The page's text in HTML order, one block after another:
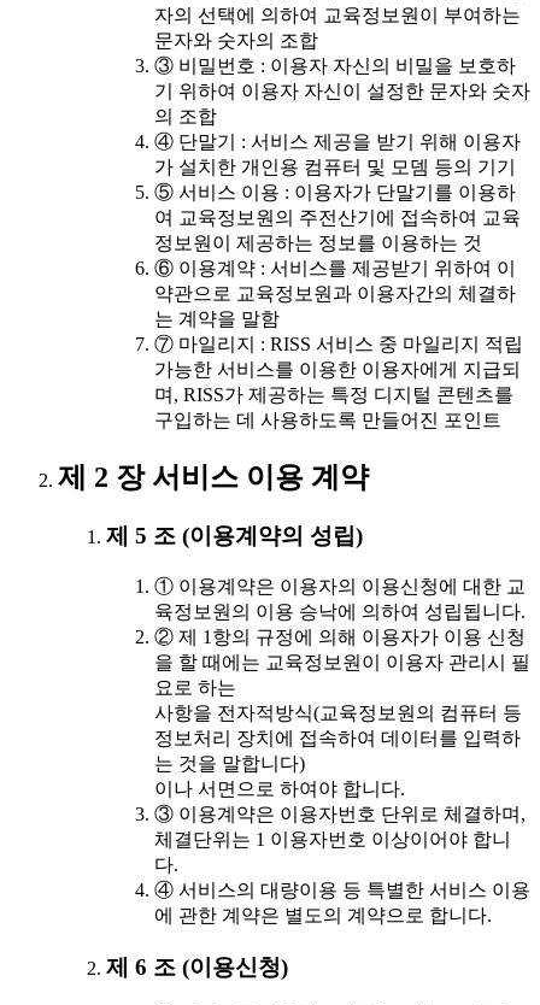
자의 선택에 의하여 교육정보원이 부여하는
문자와 숫자의 조합
③ 비밀번호 : 이용자 자신의 비밀을 보호하
기 위하여 이용자 자신이 설정한 문자와 숫자
의 조합
④ 단말기 : 서비스 제공을 받기 위해 이용자
가 설치한 개인용 컴퓨터 및 모뎀 등의 기기
⑤ 서비스 이용 : 이용자가 단말기를 이용하
여 교육정보원의 주전산기에 접속하여 교육
정보원이 제공하는 정보를 이용하는 것
⑥ 이용계약 : 서비스를 제공받기 위하여 이
약관으로 교육정보원과 이용자간의 체결하
는 계약을 말함
⑦ 마일리지 : RISS 서비스 중 마일리지 적립
가능한 서비스를 이용한 이용자에게 지급되
며, RISS가 제공하는 특정 디지털 콘텐츠를
구입하는 데 사용하도록 만들어진 포인트
제 2 장 서비스 이용 계약
제 5 조 (이용계약의 성립)
① 이용계약은 이용자의 이용신청에 대한 교
육정보원의 이용 승낙에 의하여 성립됩니다.
② 제 1항의 규정에 의해 이용자가 이용 신청
을 할 때에는 교육정보원이 이용자 관리시 필
요로 하는
사항을 전자적방식(교육정보원의 컴퓨터 등
정보처리 장치에 접속하여 데이터를 입력하
는 것을 말합니다)
이나 서면으로 하여야 합니다.
③ 이용계약은 이용자번호 단위로 체결하며,
체결단위는 1 이용자번호 이상이어야 합니
다.
④ 서비스의 대량이용 등 특별한 서비스 이용
에 관한 계약은 별도의 계약으로 합니다.
제 6 조 (이용신청)